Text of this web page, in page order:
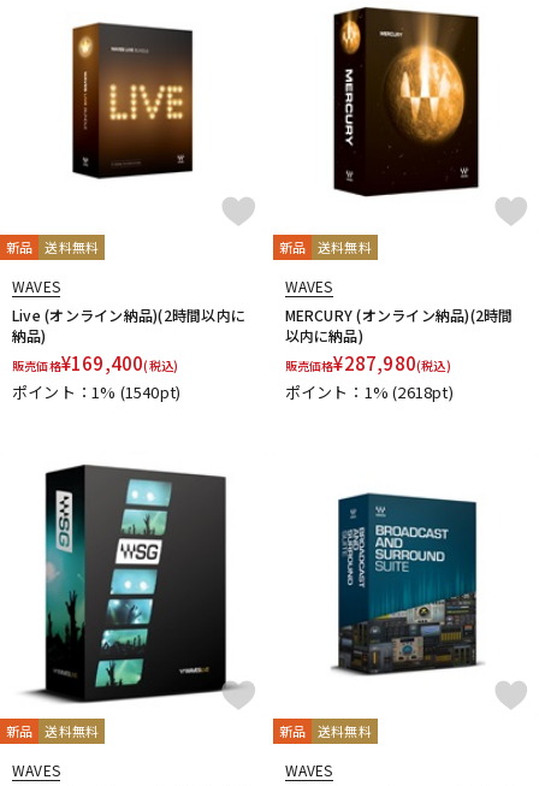
配信/ライブ機器 楽器アクセサリ
中古 ヴィンテージ
新品 送料無料
WAVES
Live (オンライン納品)(2時間以内に
納品)
販売価格¥169,400(税込)
ポイント：1% (1540pt)
新品 送料無料
WAVES
MERCURY (オンライン納品)(2時間
以内に納品)
販売価格¥287,980(税込)
ポイント：1%(2618pt)
新品 送料無料
WAVES
新品 送料無料
WAVES